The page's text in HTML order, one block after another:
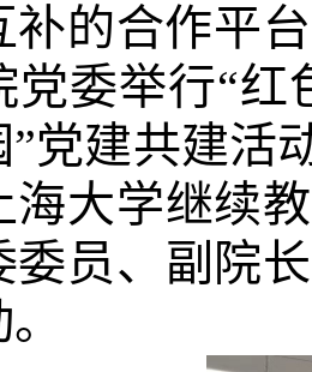
补的合作平
党委举行“
”党建共建活
海大学继续
委员、副院